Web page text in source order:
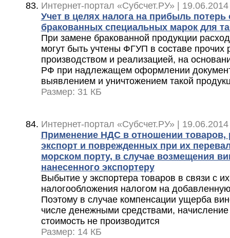
Интернет-портал «Субсчет.РУ» |
Учет в целях налога на прибыль потерь
бракованных специальных марок для
При замене бракованной продукции
могут быть учтены ФГУП в составе прочих
производством и реализацией, на
РФ при надлежащем оформлении
выявлением и уничтожением такой
Размер: 31 КБ
Интернет-портал «Субсчет.РУ» |
Применение НДС в отношении товаров,
экспорт и поврежденных при их
морском порту, в случае возмещения
нанесенного экспортеру
Выбытие у экспортера товаров в связи с
налогообложения налогом на
Поэтому в случае компенсации ущерба
числе денежными средствами,
стоимость не производится
Размер: 14 КБ